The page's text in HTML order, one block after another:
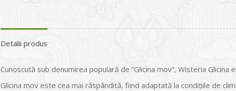
Detalii produs
Cunoscută sub denumirea populară de ”Glicina mov”, Wisteria
Glicina mov este cea mai răspândită, fiind adaptată la condiţiile de